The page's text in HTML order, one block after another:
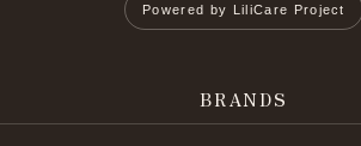
Powered by LiliCare Project
BRANDS